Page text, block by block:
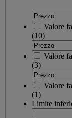
Valore
(10)
Valore
(3)
Valore
(1)
Limite